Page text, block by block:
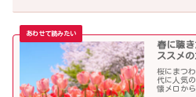
春に聴
ススメ
桜にまつ
代に人気
懐メロか